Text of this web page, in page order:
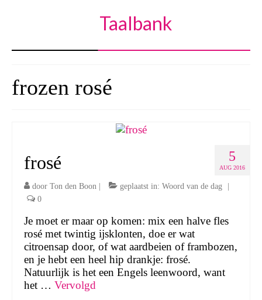
Taalbank
frozen rosé
5
AUG 2016
frosé
door Ton den Boon | geplaatst in: Woord van de dag
|
0
Je moet er maar op komen: mix een halve fles
rosé met twintig ijsklonten, doe er wat
citroensap door, of wat aardbeien of frambozen,
en je hebt een heel hip drankje: frosé.
Natuurlijk is het een Engels leenwoord, want
het … Vervolgd